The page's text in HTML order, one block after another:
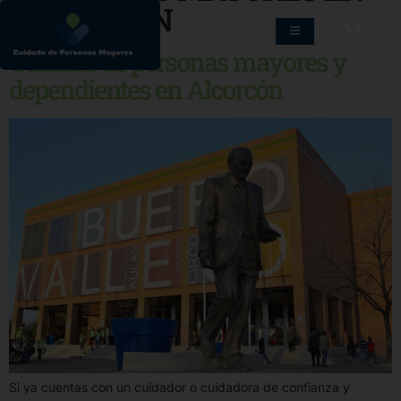
ALCORCÓN
Cuidado de personas mayores y
Si ya cuentas con un cuidador o cuidadora de confianza y